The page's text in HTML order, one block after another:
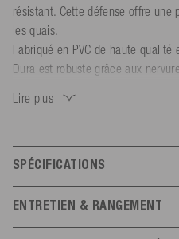
résistant. Cette défense offre
les quais.
Fabriqué en PVC de haute qualité
Dura est robuste grâce aux
efficacement ton bateau des
Grâce aux œillets de toile des
de bateau verticalement ou
valve à aiguille se gonfle
manuelle qu'avec un
Lire plus
SPÉCIFICATIONS
ENTRETIEN & RANGEMENT